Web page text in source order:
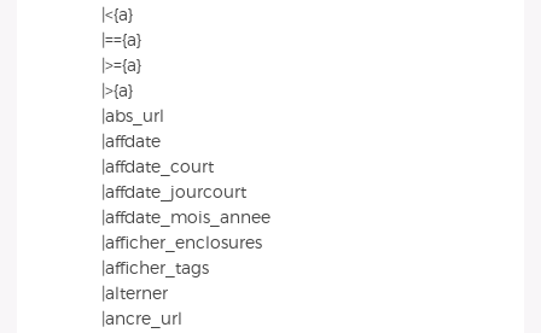
|<{a}
|=={a}
|>={a}
|>{a}
|abs_url
|affdate
|affdate_court
|affdate_jourcourt
|affdate_mois_annee
|afficher_enclosures
|afficher_tags
|alterner
|ancre_url